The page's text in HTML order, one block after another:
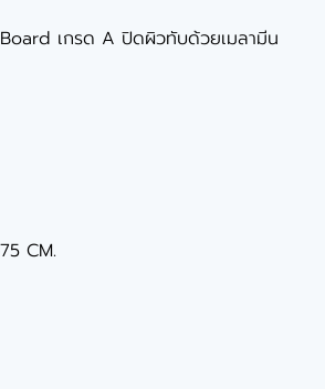
เกรด A ปิดผิวทับด้วยเมลามีน
CM.